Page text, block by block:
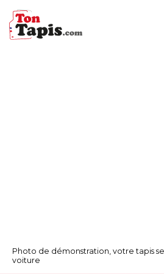
Photo de démonstration, votre tapis
voiture